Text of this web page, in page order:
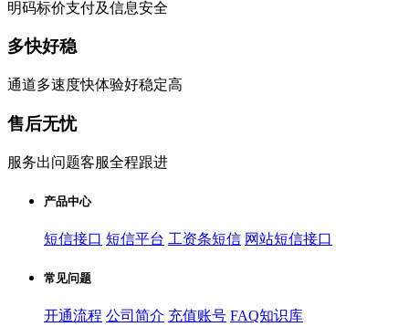
明码标价支付及信息安全
多快好稳
通道多速度快体验好稳定高
售后无忧
服务出问题客服全程跟进
产品中心
短信接口 短信平台 工资条短信 网站短信接口
常见问题
开通流程 公司简介 充值账号 FAQ知识库